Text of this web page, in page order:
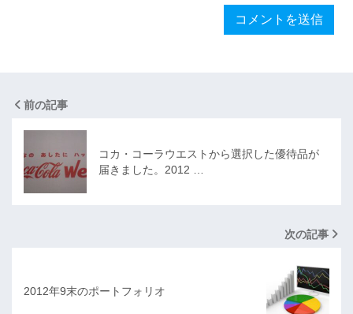
前の記事
コカ・コーラウエストから選択した優待品が
届きました。2012 …
次の記事
2012年9末のポートフォリオ